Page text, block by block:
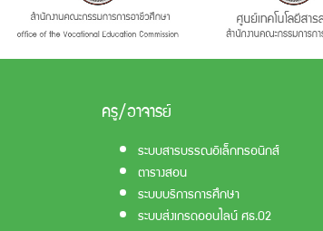
ครู/อาจารย์
ระบบสารบรรณอิเล็กทรอนิกส์
ตารางสอน
ระบบบริการการศึกษา
ระบบส่งเกรดออนไลน์ ศธ.02